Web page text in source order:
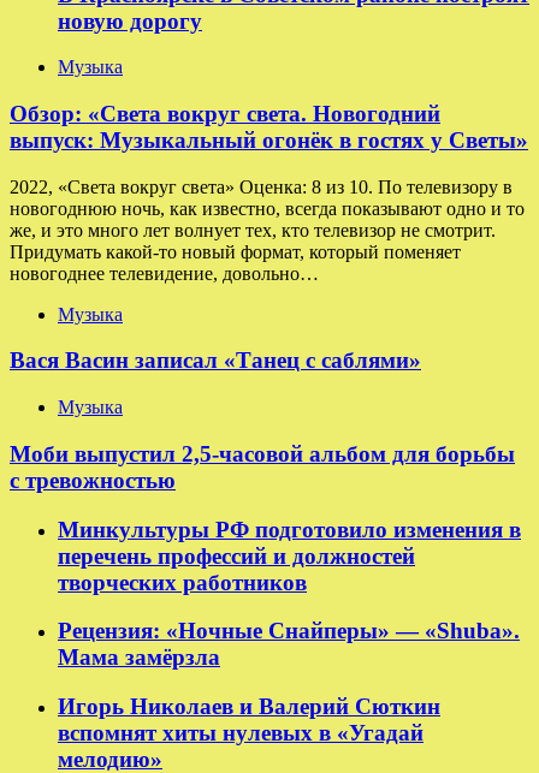
новую дорогу
Музыка
Обзор: «Света вокруг света. Новогодний
выпуск: Музыкальный огонёк в гостях у Светы»
2022, «Света вокруг света» Оценка: 8 из 10. По телевизору в
новогоднюю ночь, как известно, всегда показывают одно и то
же, и это много лет волнует тех, кто телевизор не смотрит.
Придумать какой-то новый формат, который поменяет
новогоднее телевидение, довольно…
Музыка
Вася Васин записал «Танец с саблями»
Музыка
Моби выпустил 2,5-часовой альбом для борьбы
с тревожностью
Минкультуры РФ подготовило изменения в
перечень профессий и должностей
творческих работников
Рецензия: «Ночные Снайперы» — «Shuba».
Мама замёрзла
Игорь Николаев и Валерий Сюткин
вспомнят хиты нулевых в «Угадай
мелодию»